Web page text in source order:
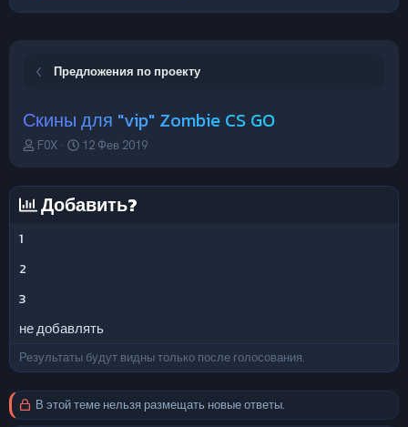
Предложения по проекту
Скины для "vip" Zombie CS GO
А
р
F0X
Д
н
12 Фев 2019
Добавить?
1
2
3
не добавлять
Результаты будут видны только после голосования.
В этой теме нельзя размещать новые ответы.